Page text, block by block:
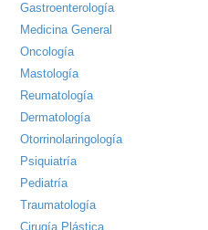
Gastroenterología
Medicina General
Oncología
Mastología
Reumatología
Dermatología
Otorrinolaringología
Psiquiatría
Pediatría
Traumatología
Cirugía Plástica